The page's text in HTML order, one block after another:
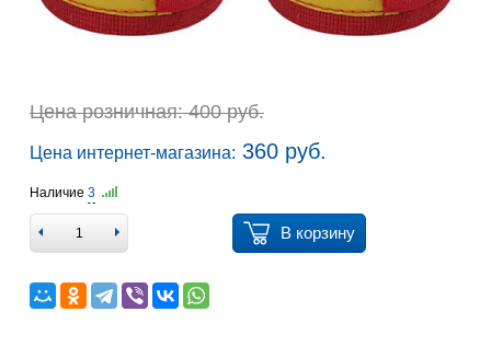
Цена розничная: 400 руб.
Цена интернет-магазина: 360 руб.
Наличие 3
В корзину